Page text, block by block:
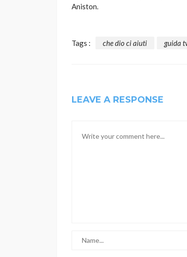
Aniston.
Tags : che dio ci aiuti guida
LEAVE A RESPONSE